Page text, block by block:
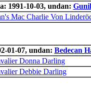
1991-10-03, undan:
Mac Charlie Von
01-07, undan: Bedecan
Donna Darling
Debbie Darling